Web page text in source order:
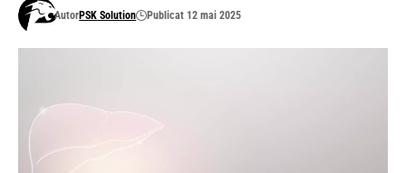
AutorPSK Solution Publicat 12 mai 2025